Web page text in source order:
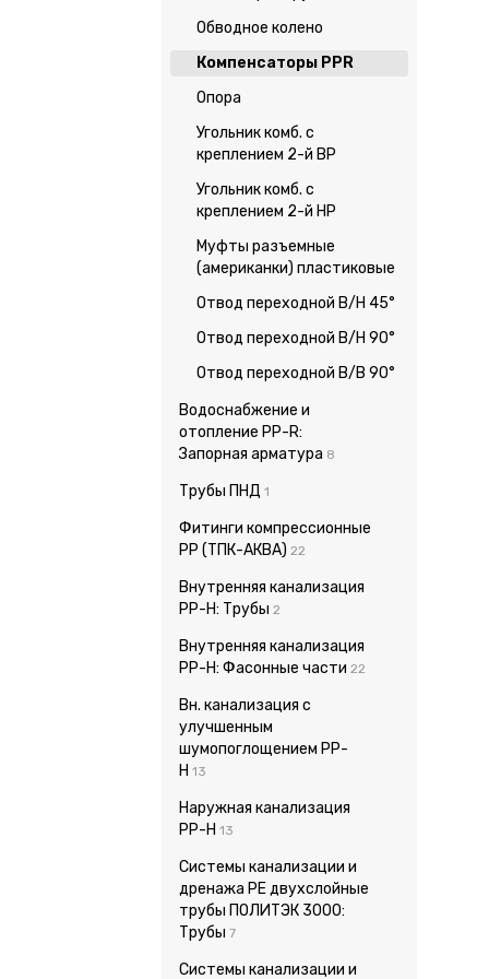
Обводное колено
Компенсаторы PPR
Опора
Угольник комб. с
креплением 2-й ВР
Угольник комб. с
креплением 2-й НР
Муфты разъемные
(американки) пластиковые
Отвод переходной В/Н 45°
Отвод переходной В/Н 90°
Отвод переходной В/В 90°
Водоснабжение и
отопление PP-R:
Запорная арматура 8
Трубы ПНД 1
Фитинги компрессионные
PP (ТПК-АКВА) 22
Внутренняя канализация
PP-H: Трубы 2
Внутренняя канализация
PP-H: Фасонные части 22
Вн. канализация с
улучшенным
шумопоглощением PP-
H 13
Наружная канализация
PP-H 13
Системы канализации и
дренажа PE двухслойные
трубы ПОЛИТЭК 3000:
Трубы 7
Системы канализации и